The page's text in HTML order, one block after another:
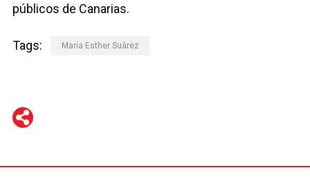
públicos de Canarias.
Tags: María Esther Suárez